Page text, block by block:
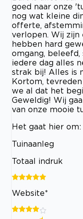
goed naar onze
nog wat kleine
offerte,
verlopen. Wij zijn
hebben hard
omgang,
iedere dag alles
strak bij! Alles is
Kortom,
we al dat het
Geweldig! Wij
van onze mooie
Het gaat hier om:
Tuinaanleg
Totaal indruk
Website*